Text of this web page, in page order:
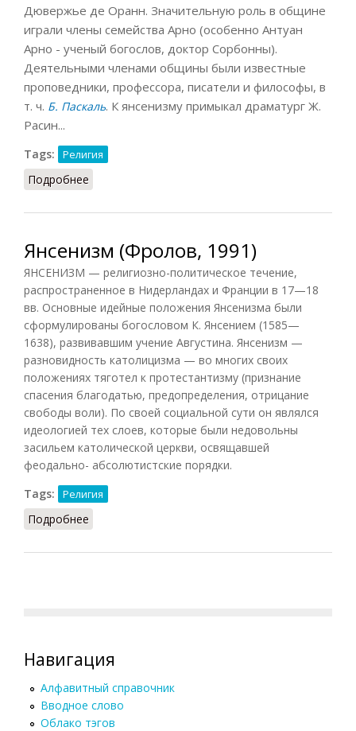
Дювержье де Оранн. Значительную роль в общине
играли члены семейства Арно (особенно Антуан
Арно - ученый богослов, доктор Сорбонны).
Деятельными членами общины были известные
проповедники, профессора, писатели и философы, в
т. ч. Б. Паскаль. К янсенизму примыкал драматург Ж.
Расин...
Tags: Религия
Подробнее
Янсенизм (Фролов, 1991)
ЯНСЕНИЗМ — религиозно-политическое течение,
распространенное в Нидерландах и Франции в 17—18
вв. Основные идейные положения Янсенизма были
сформулированы богословом К. Янсением (1585—
1638), развивавшим учение Августина. Янсенизм —
разновидность католицизма — во многих своих
положениях тяготел к протестантизму (признание
спасения благодатью, предопределения, отрицание
свободы воли). По своей социальной сути он являлся
идеологией тех слоев, которые были недовольны
засильем католической церкви, освящавшей
феодально- абсолютистские порядки.
Tags:
Религия
Подробнее
Навигация
Алфавитный справочник
Вводное слово
Облако тэгов